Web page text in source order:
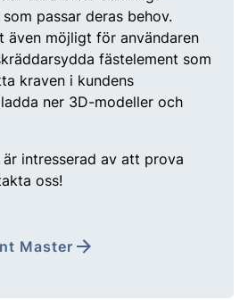
passar deras behov.
även möjligt för användaren
fästelement som
kraven i kundens
ner 3D-modeller och
intresserad av att prova
oss!
Master